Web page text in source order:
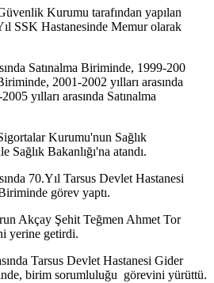
Kurumu tarafından yapılan
SSK Hastanesinde Memur olarak
Satınalma Biriminde, 1999-200
2001-2002 yılları arasında
yılları arasında Satınalma
Kurumu'nun Sağlık
Sağlık Bakanlığı'na atandı.
70.Yıl Tarsus Devlet Hastanesi
görev yaptı.
Akçay Şehit Teğmen Ahmet Tor
yerine getirdi.
Tarsus Devlet Hastanesi Gider
birim sorumluluğu görevini yürüttü.